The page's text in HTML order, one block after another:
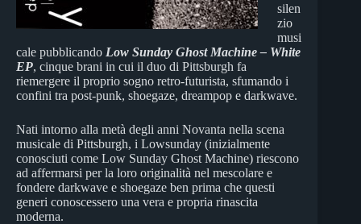
silen
zio
musi
cale pubblicando Low Sunday Ghost Machine – White
EP, cinque brani in cui il duo di Pittsburgh fa
riemergere il proprio sogno retro‑futurista, sfumando i
confini tra post‑punk, shoegaze, dreampop e darkwave.
Nati intorno alla metà degli anni Novanta nella scena
musicale di Pittsburgh, i Lowsunday (inizialmente
conosciuti come Low Sunday Ghost Machine) riescono
ad affermarsi per la loro originalità nel mescolare e
fondere darkwave e shoegaze ben prima che questi
generi conoscessero una vera e propria rinascita
moderna.